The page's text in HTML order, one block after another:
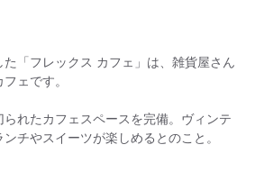
「フレックス カフェ」は、雑貨屋さん
ェです。
れたカフェスペースを完備。ヴィンテ
チやスイーツが楽しめるとのこと。